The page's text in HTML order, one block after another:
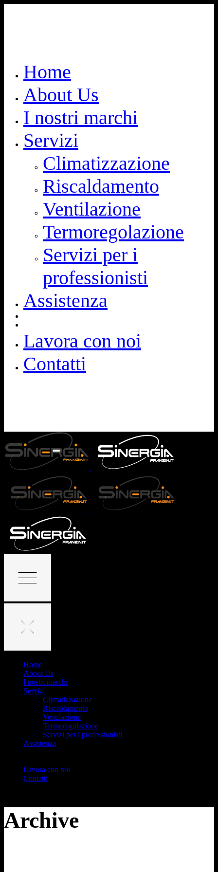
Home
About Us
I nostri marchi
Servizi
Climatizzazione
Riscaldamento
Ventilazione
Termoregolazione
Servizi per i
professionisti
Assistenza
Lavora con noi
Contatti
Home
About Us
I nostri marchi
Servizi
Climatizzazione
Riscaldamento
Ventilazione
Termoregolazione
Servizi per i professionisti
Assistenza
Lavora con noi
Contatti
Archive